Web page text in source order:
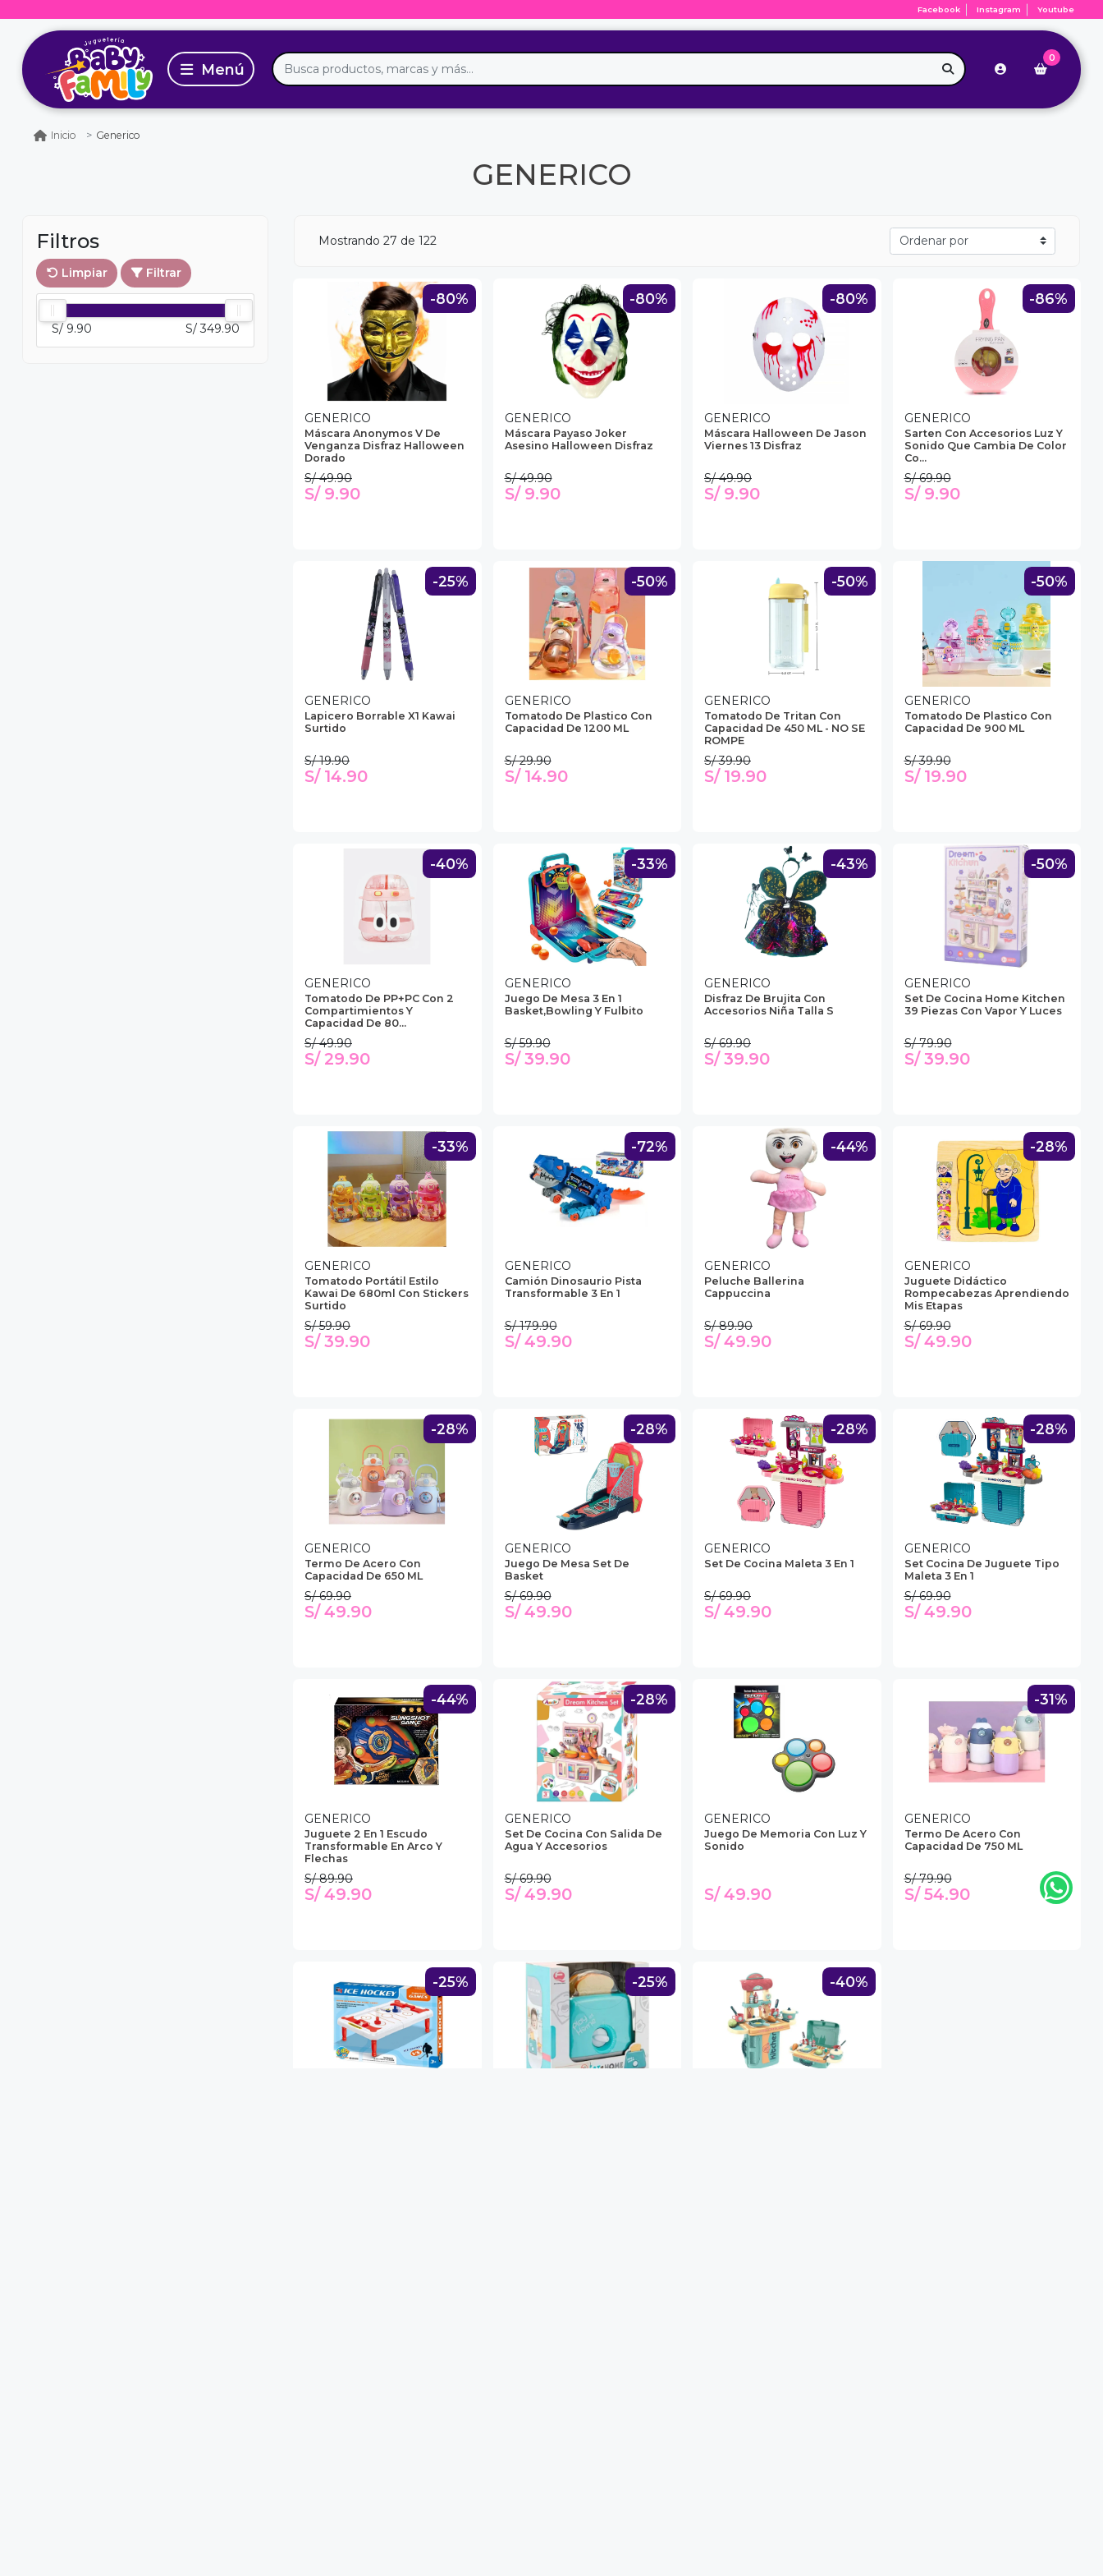
Facebook Instagram Youtube
0
Inicio Generico
GENERICO
Filtros
Limpiar Filtrar
S/ 9.90 S/ 349.90
Mostrando 27 de 122
-80%
GENERICO
Máscara Anonymos V De
Venganza Disfraz Halloween
Dorado
S/ 49.90
S/ 9.90
-80%
GENERICO
Máscara Payaso Joker
Asesino Halloween Disfraz
S/ 49.90
S/ 9.90
-80%
GENERICO
Máscara Halloween De Jason
Viernes 13 Disfraz
S/ 49.90
S/ 9.90
-86%
GENERICO
Sarten Con Accesorios Luz Y
Sonido Que Cambia De Color
Co...
S/ 69.90
S/ 9.90
-25%
GENERICO
Lapicero Borrable X1 Kawai
Surtido
S/ 19.90
S/ 14.90
-50%
GENERICO
Tomatodo De Plastico Con
Capacidad De 1200 ML
S/ 29.90
S/ 14.90
-50%
GENERICO
Tomatodo De Tritan Con
Capacidad De 450 ML - NO SE
ROMPE
S/ 39.90
S/ 19.90
-50%
GENERICO
Tomatodo De Plastico Con
Capacidad De 900 ML
S/ 39.90
S/ 19.90
-40%
GENERICO
Tomatodo De PP+PC Con 2
Compartimientos Y
Capacidad De 80...
S/ 49.90
S/ 29.90
-33%
GENERICO
Juego De Mesa 3 En 1
Basket,Bowling Y Fulbito
S/ 59.90
S/ 39.90
-43%
GENERICO
Disfraz De Brujita Con
Accesorios Niña Talla S
S/ 69.90
S/ 39.90
-50%
GENERICO
Set De Cocina Home Kitchen
39 Piezas Con Vapor Y Luces
S/ 79.90
S/ 39.90
-33%
GENERICO
Tomatodo Portátil Estilo
Kawai De 680ml Con Stickers
Surtido
S/ 59.90
S/ 39.90
-72%
GENERICO
Camión Dinosaurio Pista
Transformable 3 En 1
S/ 179.90
S/ 49.90
-44%
GENERICO
Peluche Ballerina
Cappuccina
S/ 89.90
S/ 49.90
-28%
GENERICO
Juguete Didáctico
Rompecabezas Aprendiendo
Mis Etapas
S/ 69.90
S/ 49.90
-28%
GENERICO
Termo De Acero Con
Capacidad De 650 ML
S/ 69.90
S/ 49.90
-28%
GENERICO
Juego De Mesa Set De
Basket
S/ 69.90
S/ 49.90
-28%
GENERICO
Set De Cocina Maleta 3 En 1
S/ 69.90
S/ 49.90
-28%
GENERICO
Set Cocina De Juguete Tipo
Maleta 3 En 1
S/ 69.90
S/ 49.90
-44%
GENERICO
Juguete 2 En 1 Escudo
Transformable En Arco Y
Flechas
S/ 89.90
S/ 49.90
-28%
GENERICO
Set De Cocina Con Salida De
Agua Y Accesorios
S/ 69.90
S/ 49.90
GENERICO
Juego De Memoria Con Luz Y
Sonido
S/ 49.90
-31%
GENERICO
Termo De Acero Con
Capacidad De 750 ML
S/ 79.90
S/ 54.90
-25% -25% -40%